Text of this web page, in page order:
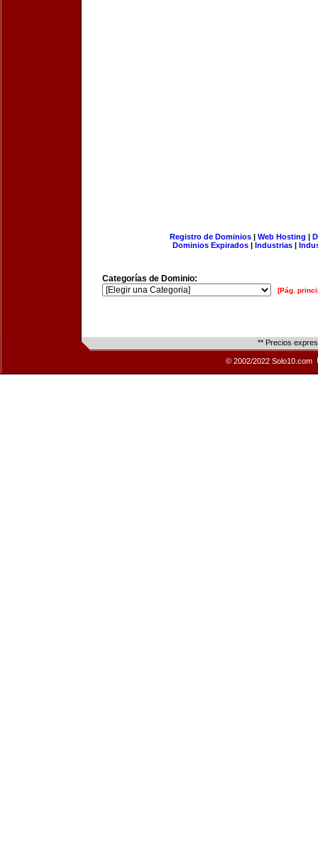
Registro de Dominios| Web Hosting |
Dominios Expirados | Industrias |
Categorías de Dominio:
[Pág.
** Precios
© 2002/2022 Solo10.com